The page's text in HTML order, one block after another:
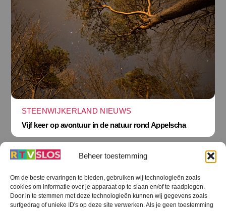
Beheer toestemming
Om de beste ervaringen te bieden, gebruiken wij technologieën zoals
cookies om informatie over je apparaat op te slaan en/of te raadplegen.
Door in te stemmen met deze technologieën kunnen wij gegevens zoals
surfgedrag of unieke ID's op deze site verwerken. Als je geen toestemming
STEENWIJKERLAND NIEUWS
Vijf keer op avontuur in de natuur rond Appelscha
Terug
naar
boven